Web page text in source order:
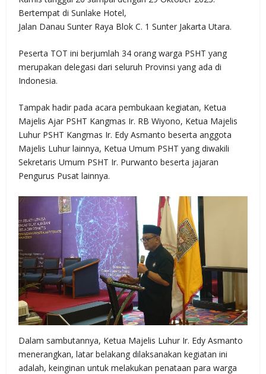
Bertempat di Sunlake Hotel,
Jalan Danau Sunter Raya Blok C. 1 Sunter Jakarta Utara.
Peserta TOT ini berjumlah 34 orang warga PSHT yang
merupakan delegasi dari seluruh Provinsi yang ada di
Indonesia.
Tampak hadir pada acara pembukaan kegiatan, Ketua
Majelis Ajar PSHT Kangmas Ir. RB Wiyono, Ketua Majelis
Luhur PSHT Kangmas Ir. Edy Asmanto beserta anggota
Majelis Luhur lainnya, Ketua Umum PSHT yang diwakili
Sekretaris Umum PSHT Ir. Purwanto beserta jajaran
Pengurus Pusat lainnya.
Dalam sambutannya, Ketua Majelis Luhur Ir. Edy Asmanto
menerangkan, latar belakang dilaksanakan kegiatan ini
adalah, keinginan untuk melakukan penataan para warga